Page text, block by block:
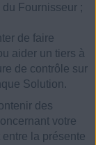
Fournisseur ;
de faire
aider un tiers à
de contrôle sur
Solution.
des
votre
la présente